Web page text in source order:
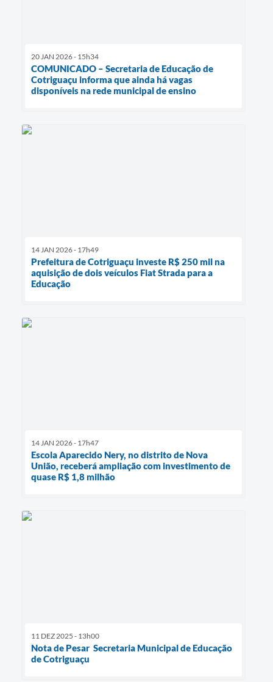
20 JAN 2026 - 15h34
COMUNICADO – Secretaria de Educação de
Cotriguaçu informa que ainda há vagas
disponíveis na rede municipal de ensino
14 JAN 2026 - 17h49
Prefeitura de Cotriguaçu investe R$ 250 mil na
aquisição de dois veículos Fiat Strada para a
Educação
14 JAN 2026 - 17h47
Escola Aparecido Nery, no distrito de Nova
União, receberá ampliação com investimento de
quase R$ 1,8 milhão
11 DEZ 2025 - 13h00
Nota de Pesar Secretaria Municipal de Educação
de Cotriguaçu